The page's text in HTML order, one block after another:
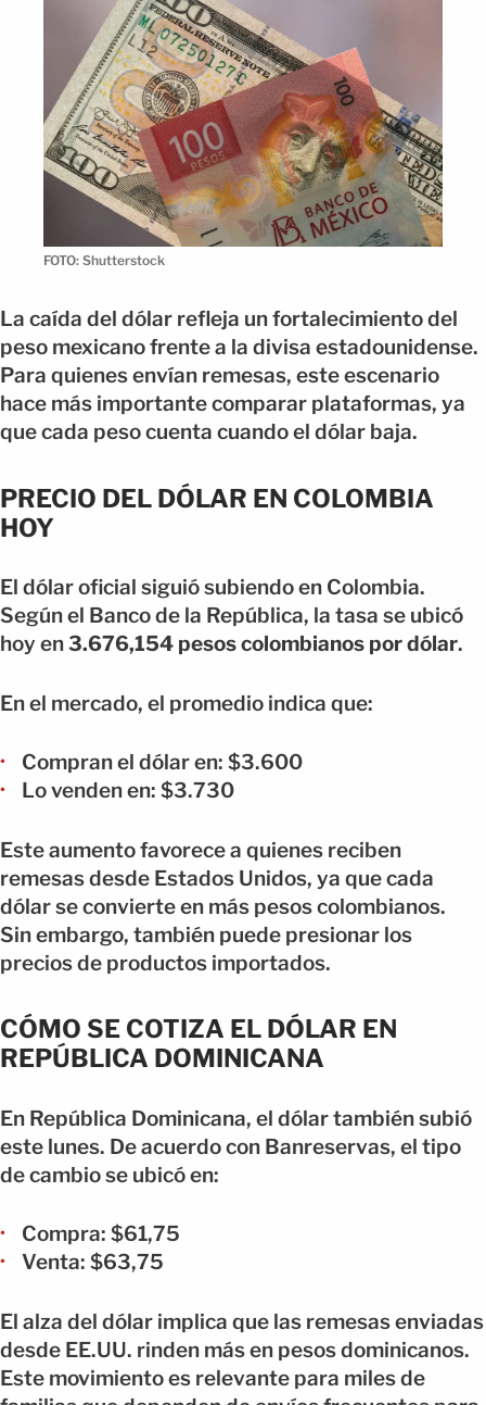
FOTO: Shutterstock
La caída del dólar refleja un fortalecimiento del
peso mexicano frente a la divisa estadounidense.
Para quienes envían remesas, este escenario
hace más importante comparar plataformas, ya
que cada peso cuenta cuando el dólar baja.
PRECIO DEL DÓLAR EN COLOMBIA
HOY
El dólar oficial siguió subiendo en Colombia.
Según el Banco de la República, la tasa se ubicó
hoy en3.676,154 pesos colombianos por dólar.
En el mercado, el promedio indica que:
Compran el dólar en: $3.600
Lo venden en: $3.730
Este aumento favorece a quienes reciben
remesas desde Estados Unidos, ya que cada
dólar se convierte en más pesos colombianos.
Sin embargo, también puede presionar los
precios de productos importados.
CÓMO SE COTIZA EL DÓLAR EN
REPÚBLICA DOMINICANA
En República Dominicana, el dólar también subió
este lunes. De acuerdo con Banreservas, el tipo
de cambio se ubicó en:
Compra: $61,75
Venta: $63,75
El alza del dólar implica que las remesas enviadas
desde EE.UU. rinden más en pesos dominicanos.
Este movimiento es relevante para miles de